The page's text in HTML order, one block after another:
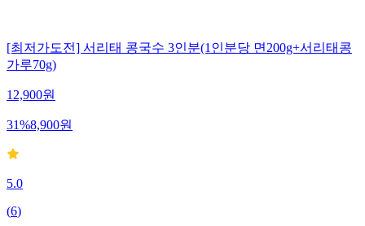
[최저가도전] 서리태 콩국수 3인분(1인분당 면200g+서리태콩
가루70g)
12,900원
31%8,900원
5.0
(6)